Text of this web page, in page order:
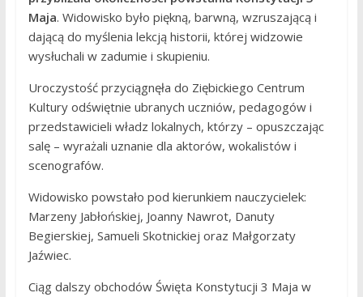
Maja. Widowisko było piękną, barwną, wzruszającą i
dającą do myślenia lekcją historii, której widzowie
wysłuchali w zadumie i skupieniu.
Uroczystość przyciągnęła do Ziębickiego Centrum
Kultury odświętnie ubranych uczniów, pedagogów i
przedstawicieli władz lokalnych, którzy – opuszczając
salę – wyrażali uznanie dla aktorów, wokalistów i
scenografów.
Widowisko powstało pod kierunkiem nauczycielek:
Marzeny Jabłońskiej, Joanny Nawrot, Danuty
Begierskiej, Samueli Skotnickiej oraz Małgorzaty
Jaźwiec.
Ciąg dalszy obchodów Święta Konstytucji 3 Maja w